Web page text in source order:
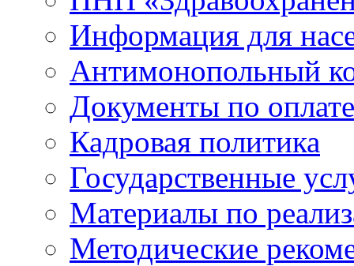
Информация для
Антимонопольный
Документы по
Кадровая политика
Государственные
Материалы по
Методические